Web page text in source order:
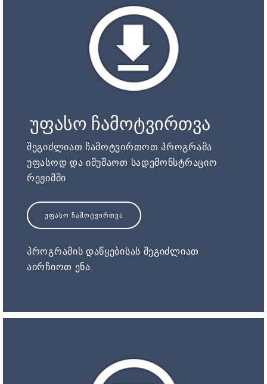
უფასო ჩამოტვირთვა
შეგიძლიათ ჩამოტვირთოთ პროგრამა
უფასოდ და იმუშაოთ სადემონსტრაციო
რეჟიმში
ᲣᲤᲐᲡᲝ ᲩᲐᲛᲝᲢᲕᲘᲠᲗᲕᲐ
პროგრამის დაწყებისას შეგიძლიათ
აირჩიოთ ენა.